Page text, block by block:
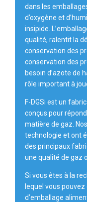
dans les
d’oxygène et
insipide.
qualité, ralentit la
conservation des
conservation des
besoin d’azote de
rôle important à
F-DGSi est un
conçus pour
matière de gaz.
technologie et ont
des principaux
une qualité de gaz
Si vous êtes à la
lequel vous
d’emballage